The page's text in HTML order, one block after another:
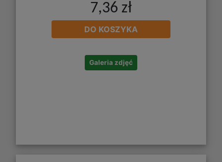
7,36 zł
DO KOSZYKA
Galeria zdjęć